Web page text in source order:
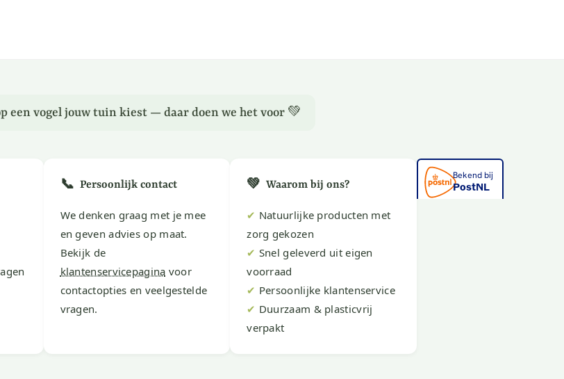
een vogel jouw tuin kiest — daar doen we het voor 💚
📞 Persoonlijk contact
We denken graag met je mee
en geven advies op maat.
Bekijk de
klantenservicepagina voor
contactopties en veelgestelde
vragen.
💚 Waarom bij ons?
✔ Natuurlijke producten met
zorg gekozen
✔ Snel geleverd uit eigen
voorraad
✔ Persoonlijke klantenservice
✔ Duurzaam & plasticvrij
verpakt